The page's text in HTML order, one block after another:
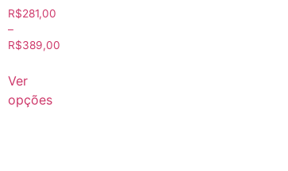
R$281,00
–
R$389,00
Ver
opções